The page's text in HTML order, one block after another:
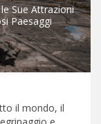
Sue Attrazioni
Paesaggi
il mondo, il